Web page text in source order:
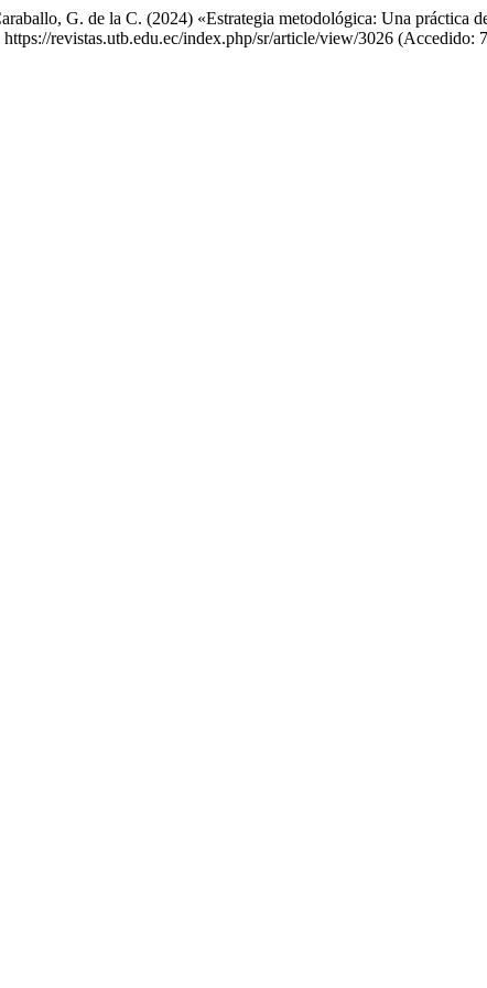
G. de la C. (2024) «Estrategia metodológica: Una
revistas.utb.edu.ec/index.php/sr/article/view/3026 (Accedido: